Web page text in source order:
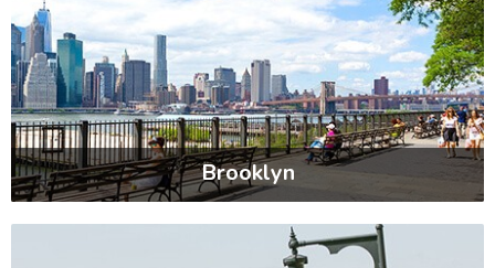
Brooklyn